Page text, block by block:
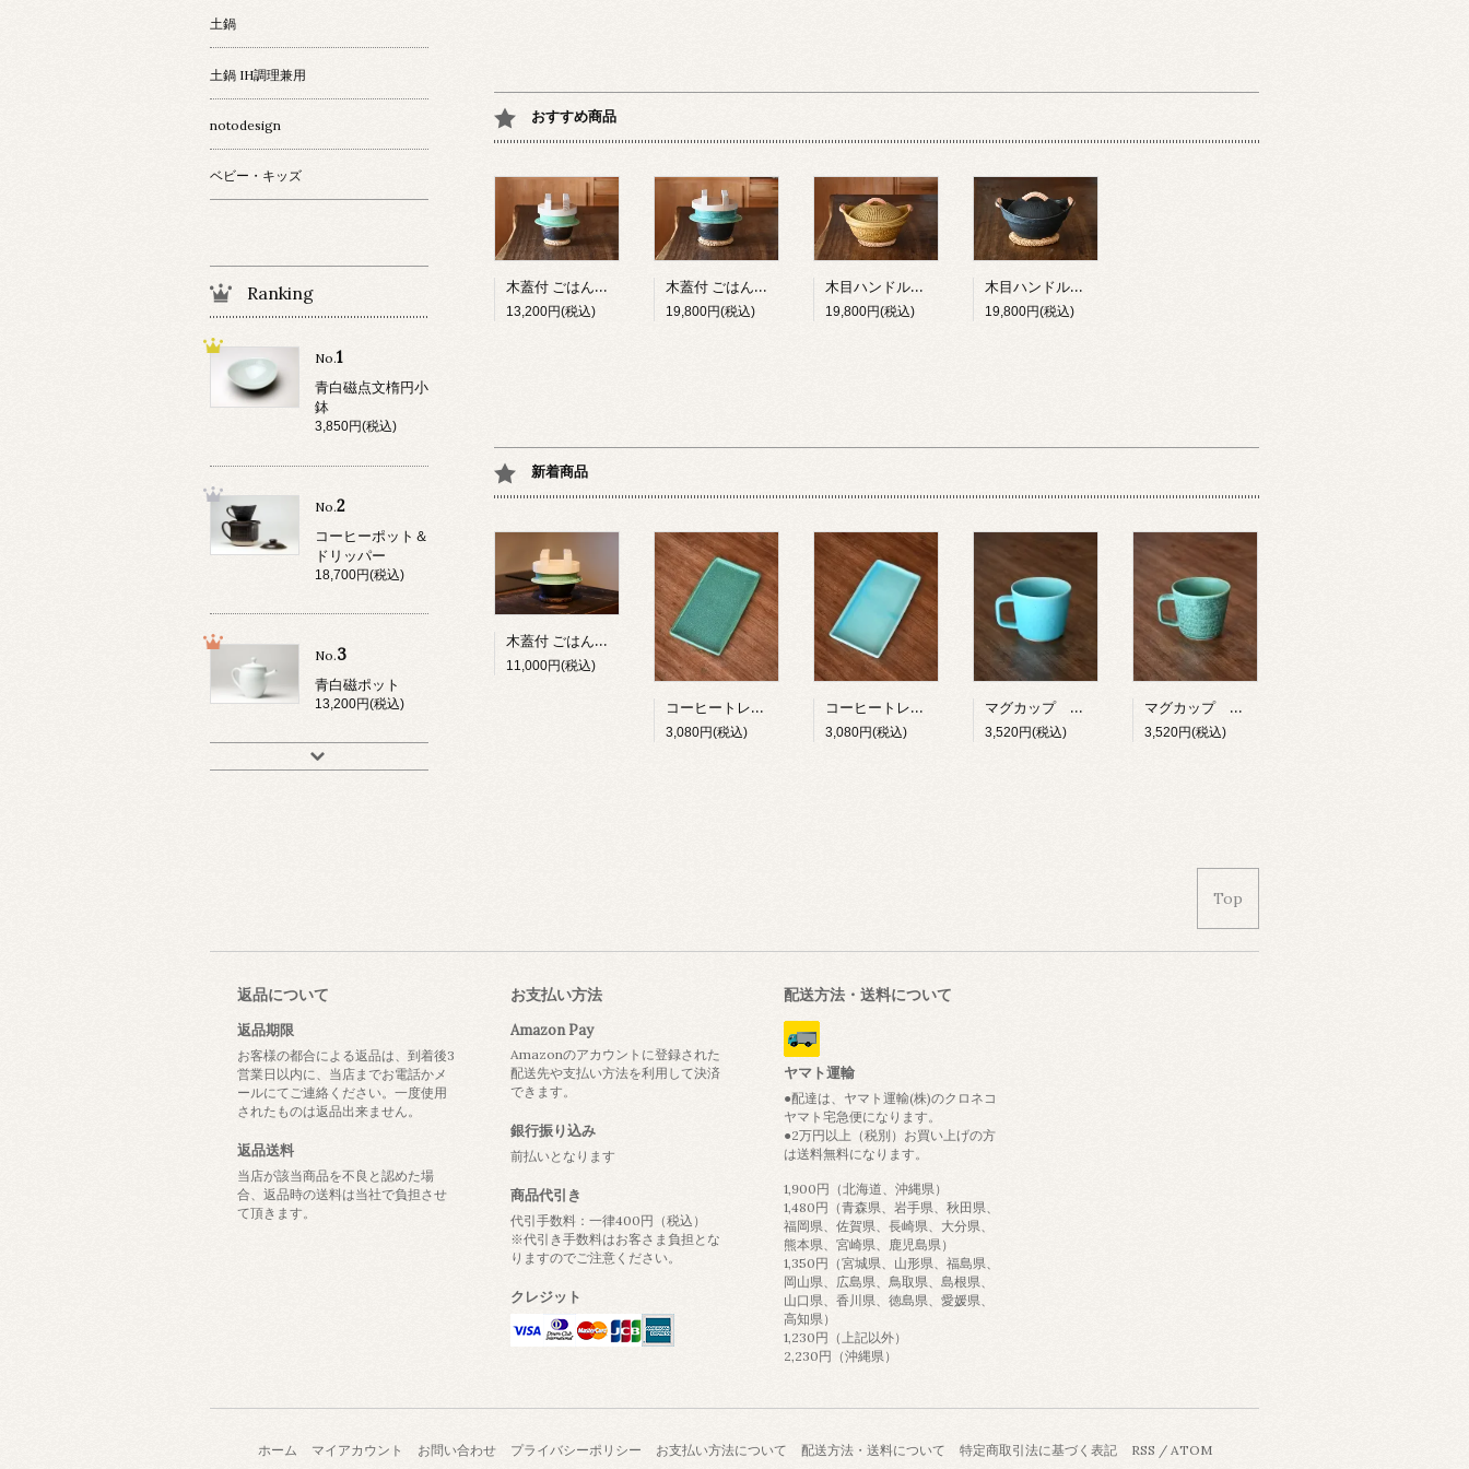
おすすめ商品
木蓋付 ごはん炊き専用羽釜土鍋（２合炊き）
13,200円(税込)
木蓋付 ごはん炊き専用羽釜土鍋（５合炊き）
19,800円(税込)
木目ハンドルキャセロール土鍋 イラボ釉 8号
19,800円(税込)
木目ハンドルキャセロール土鍋 黒釉 8号
19,800円(税込)
新着商品
木蓋付 ごはん炊き専用羽釜土鍋（１合炊き）
11,000円(税込)
コーヒートレー 能登 アテの森
3,080円(税込)
コーヒートレー 能登 夏の海
3,080円(税込)
マグカップ 能登 夏の海
3,520円(税込)
マグカップ 能登 アテの森
3,520円(税込)
土鍋
土鍋 IH調理兼用
notodesign
ベビー・キッズ
Ranking
No.1
青白磁点文楕円小
鉢
3,850円(税込)
No.2
コーヒーポット＆
ドリッパー
18,700円(税込)
No.3
青白磁ポット
13,200円(税込)
Top
返品について
返品期限
お客様の都合による返品は、到着後3
営業日以内に、当店までお電話かメ
ールにてご連絡ください。一度使用
されたものは返品出来ません。
返品送料
当店が該当商品を不良と認めた場
合、返品時の送料は当社で負担させ
て頂きます。
お支払い方法
Amazon Pay
Amazonのアカウントに登録された
配送先や支払い方法を利用して決済
できます。
銀行振り込み
前払いとなります
商品代引き
代引手数料：一律400円（税込）
※代引き手数料はお客さま負担とな
りますのでご注意ください。
クレジット
配送方法・送料について
ヤマト運輸
●配達は、ヤマト運輸(株)のクロネコ
ヤマト宅急便になります。
●2万円以上（税別）お買い上げの方
は送料無料になります。
1,900円（北海道、沖縄県）
1,480円（青森県、岩手県、秋田県、
福岡県、佐賀県、長崎県、大分県、
熊本県、宮崎県、鹿児島県）
1,350円（宮城県、山形県、福島県、
岡山県、広島県、鳥取県、島根県、
山口県、香川県、徳島県、愛媛県、
高知県）
1,230円（上記以外）
2,230円（沖縄県）
ホーム マイアカウント お問い合わせ プライバシーポリシー お支払い方法について 配送方法・送料について 特定商取引法に基づく表記 RSS / ATOM